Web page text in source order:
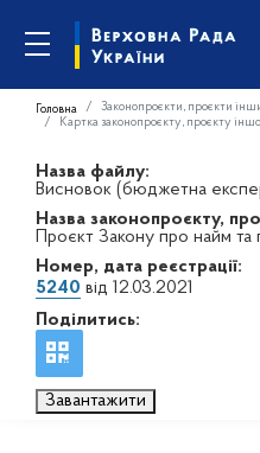
Головна Законопроєкти, проєкти
Картка законопроєкту, проєкту
Назва файлу:
Висновок (бюджетна
Назва законопроєкту,
Проєкт Закону про найм
Номер, дата реєстрації:
5240 від 12.03.2021
Поділитись:
Завантажити